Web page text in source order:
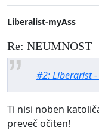
Liberalist-myAss
Re: NEUMNOST
#2: Liberarist -
Ti nisi noben
preveč očiten!